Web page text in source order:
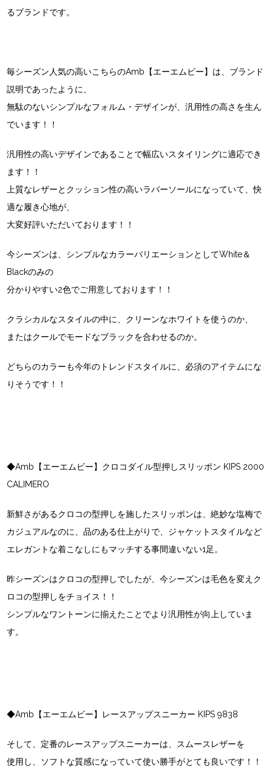
るブランドです。
毎シーズン人気の高いこちらのAmb【エーエムビー】は、ブランド
説明であったように、
無駄のないシンプルなフォルム・デザインが、汎用性の高さを生ん
でいます！！
汎用性の高いデザインであることで幅広いスタイリングに適応でき
ます！！
上質なレザーとクッション性の高いラバーソールになっていて、快
適な履き心地が、
大変好評いただいております！！
今シーズンは、シンプルなカラーバリエーションとしてWhite＆
Blackのみの
分かりやすい2色でご用意しております！！
クラシカルなスタイルの中に、クリーンなホワイトを使うのか、
またはクールでモードなブラックを合わせるのか。
どちらのカラーも今年のトレンドスタイルに、必須のアイテムにな
りそうです！！
◆Amb【エーエムビー】クロコダイル型押しスリッポン KIPS 2000
CALIMERO
新鮮さがあるクロコの型押しを施したスリッポンは、絶妙な塩梅で
カジュアルなのに、品のある仕上がりで、ジャケットスタイルなど
エレガントな着こなしにもマッチする事間違いない1足。
昨シーズンはクロコの型押しでしたが、今シーズンは毛色を変えク
ロコの型押しをチョイス！！
シンプルなワントーンに揃えたことでより汎用性が向上していま
す。
◆Amb【エーエムビー】レースアップスニーカー KIPS 9838
そして、定番のレースアップスニーカーは、スムースレザーを
使用し、ソフトな質感になっていて使い勝手がとても良いです！！